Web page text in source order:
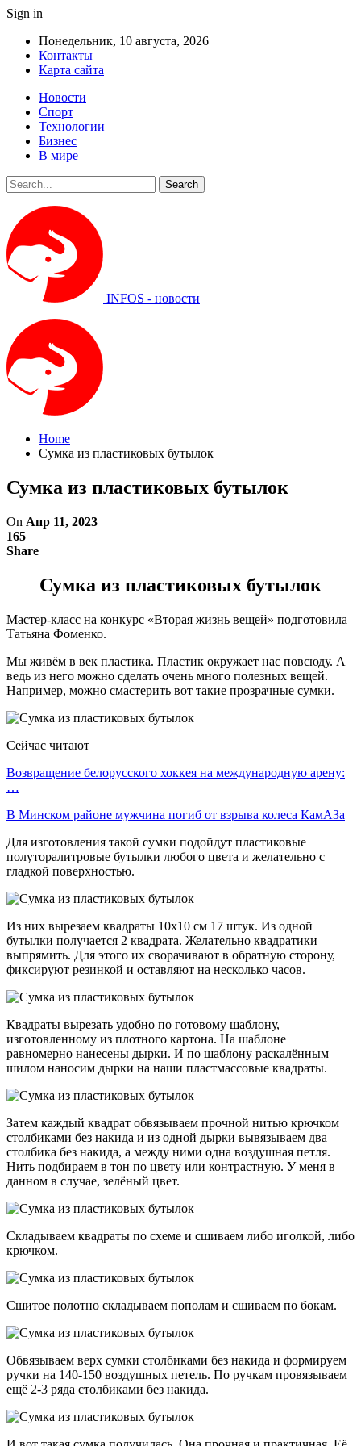
Sign in
Понедельник, 10 августа, 2026
Контакты
Карта сайта
Новости
Спорт
Технологии
Бизнес
В мире
INFOS - новости
Home
Сумка из пластиковых бутылок
Сумка из пластиковых бутылок
On Апр 11, 2023
165
Share
Сумка из пластиковых бутылок
Мастер-класс на конкурс «Вторая жизнь вещей» подготовила
Татьяна Фоменко.
Мы живём в век пластика. Пластик окружает нас повсюду. А
ведь из него можно сделать очень много полезных вещей.
Например, можно смастерить вот такие прозрачные сумки.
Сейчас читают
Возвращение белорусского хоккея на международную арену:
…
В Минском районе мужчина погиб от взрыва колеса КамАЗа
Для изготовления такой сумки подойдут пластиковые
полуторалитровые бутылки любого цвета и желательно с
гладкой поверхностью.
Из них вырезаем квадраты 10х10 см 17 штук. Из одной
бутылки получается 2 квадрата. Желательно квадратики
выпрямить. Для этого их сворачивают в обратную сторону,
фиксируют резинкой и оставляют на несколько часов.
Квадраты вырезать удобно по готовому шаблону,
изготовленному из плотного картона. На шаблоне
равномерно нанесены дырки. И по шаблону раскалённым
шилом наносим дырки на наши пластмассовые квадраты.
Затем каждый квадрат обвязываем прочной нитью крючком
столбиками без накида и из одной дырки вывязываем два
столбика без накида, а между ними одна воздушная петля.
Нить подбираем в тон по цвету или контрастную. У меня в
данном в случае, зелёный цвет.
Складываем квадраты по схеме и сшиваем либо иголкой, либо
крючком.
Сшитое полотно складываем пополам и сшиваем по бокам.
Обвязываем верх сумки столбиками без накида и формируем
ручки на 140-150 воздушных петель. По ручкам провязываем
ещё 2-3 ряда столбиками без накида.